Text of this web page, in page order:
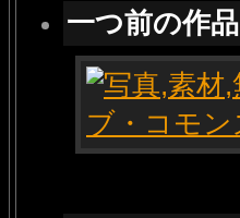
一つ前の作品